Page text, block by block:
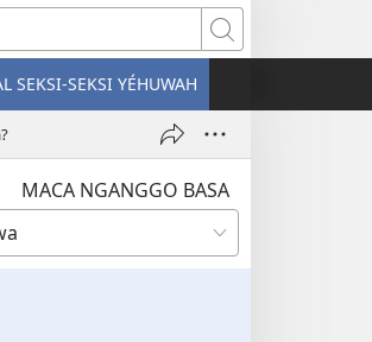
Golèk
SEKSI-SEKSI YÉHUWAH
MACA NGANGGO BASA